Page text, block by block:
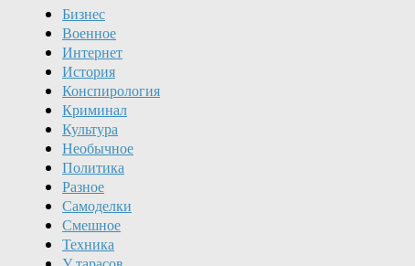
Бизнес
Военное
Интернет
История
Конспирология
Криминал
Культура
Необычное
Политика
Разное
Самоделки
Смешное
Техника